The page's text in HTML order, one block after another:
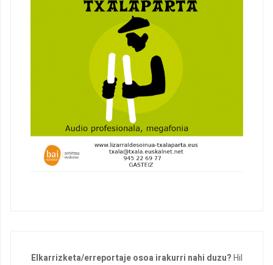
Elkarrizketa/erreportaje osoa irakurri nahi duzu?Hil